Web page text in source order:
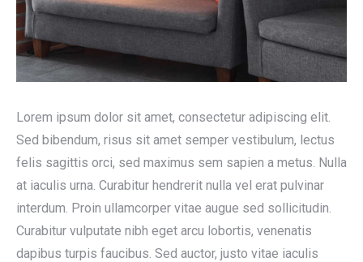
Lorem ipsum dolor sit amet, consectetur adipiscing elit.
Sed bibendum, risus sit amet semper vestibulum, lectus
felis sagittis orci, sed maximus sem sapien a metus. Nulla
at iaculis urna. Curabitur hendrerit nulla vel erat pulvinar
interdum. Proin ullamcorper vitae augue sed sollicitudin.
Curabitur vulputate nibh eget arcu lobortis, venenatis
dapibus turpis faucibus. Sed auctor, justo vitae iaculis